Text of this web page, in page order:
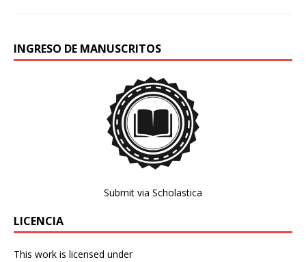
INGRESO DE MANUSCRITOS
Submit via Scholastica
LICENCIA
This work is licensed under